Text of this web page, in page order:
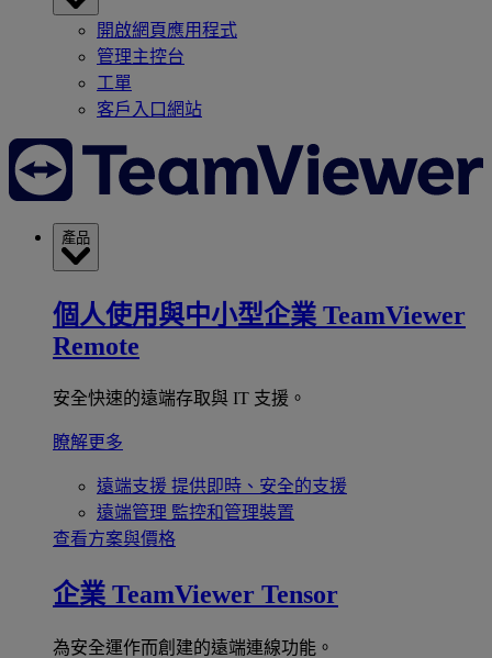
開啟網頁應用程式
管理主控台
工單
客戶入口網站
產品
個人使用與中小型企業 TeamViewer
Remote
安全快速的遠端存取與 IT 支援。
瞭解更多
遠端支援 提供即時、安全的支援
遠端管理 監控和管理裝置
查看方案與價格
企業 TeamViewer Tensor
為安全運作而創建的遠端連線功能。